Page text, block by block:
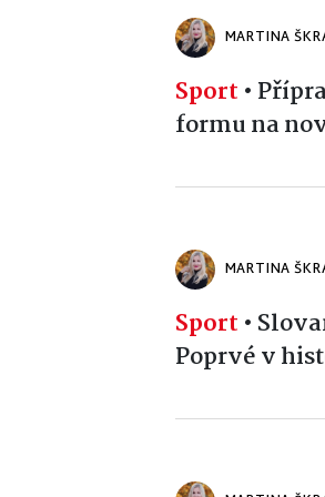
MARTINA
Sport •
formu na
MARTINA
Sport •
Poprvé v